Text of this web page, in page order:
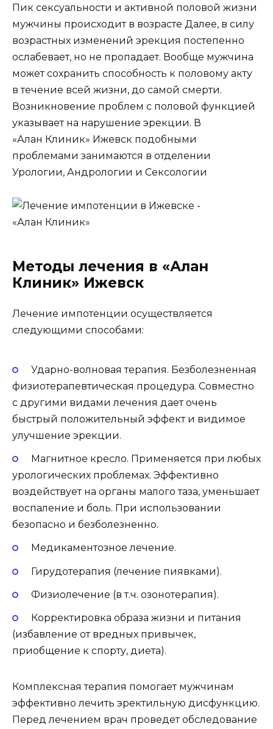
Пик сексуальности и активной половой жизни
мужчины происходит в возрасте Далее, в силу
возрастных изменений эрекция постепенно
ослабевает, но не пропадает. Вообще мужчина
может сохранить способность к половому акту
в течение всей жизни, до самой смерти.
Возникновение проблем с половой функцией
указывает на нарушение эрекции. В
«Алан Клиник» Ижевск подобными
проблемами занимаются в отделении
Урологии, Андрологии и Сексологии
Методы лечения в «Алан
Клиник» Ижевск
Лечение импотенции осуществляется
следующими способами:
Ударно-волновая терапия. Безболезненная
физиотерапевтическая процедура. Совместно
с другими видами лечения дает очень
быстрый положительный эффект и видимое
улучшение эрекции.
Магнитное кресло. Применяется при любых
урологических проблемах. Эффективно
воздействует на органы малого таза, уменьшает
воспаление и боль. При использовании
безопасно и безболезненно.
Медикаментозное лечение.
Гирудотерапия (лечение пиявками).
Физиолечение (в т.ч. озонотерапия).
Корректировка образа жизни и питания
(избавление от вредных привычек,
приобщение к спорту, диета).
Комплексная терапия помогает мужчинам
эффективно лечить эректильную дисфункцию.
Перед лечением врач проведет обследование